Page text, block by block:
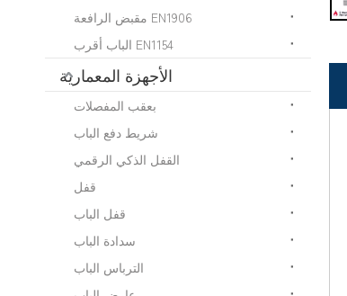
EN1906 مقبض الرافعة
EN1154 الباب أقرب
الأجهزة المعمارية
بعقب المفصلات
شريط دفع الباب
القفل الذكي الرقمي
قفل
قفل الباب
سدادة الباب
الترباس الباب